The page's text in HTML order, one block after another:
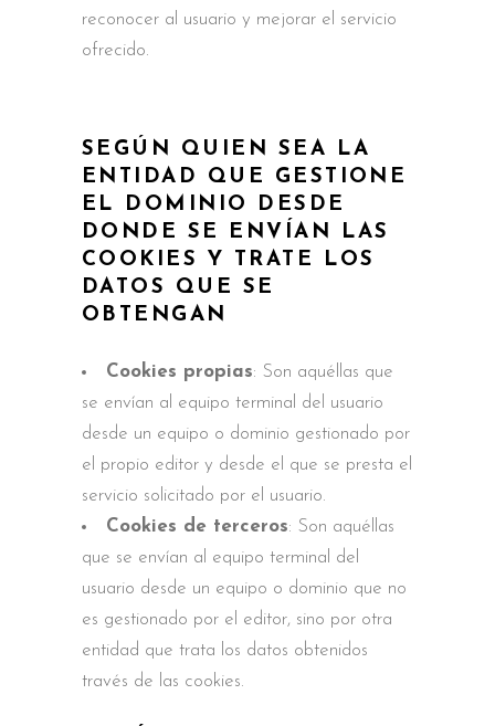
reconocer al usuario y mejorar el servicio
ofrecido.
SEGÚN QUIEN SEA LA
ENTIDAD QUE GESTIONE
EL DOMINIO DESDE
DONDE SE ENVÍAN LAS
COOKIES Y TRATE LOS
DATOS QUE SE
OBTENGAN
Cookies propias: Son aquéllas que
se envían al equipo terminal del usuario
desde un equipo o dominio gestionado por
el propio editor y desde el que se presta el
servicio solicitado por el usuario.
Cookies de terceros: Son aquéllas
que se envían al equipo terminal del
usuario desde un equipo o dominio que no
es gestionado por el editor, sino por otra
entidad que trata los datos obtenidos
través de las cookies.